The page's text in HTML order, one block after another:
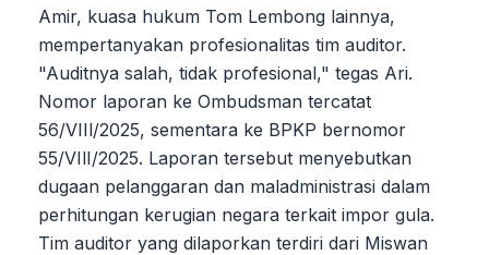
Amir, kuasa hukum Tom Lembong lainnya,
mempertanyakan profesionalitas tim auditor.
"Auditnya salah, tidak profesional," tegas Ari.
Nomor laporan ke Ombudsman tercatat
56/VIIl/2025, sementara ke BPKP bernomor
55/VIlI/2025. Laporan tersebut menyebutkan
dugaan pelanggaran dan maladministrasi dalam
perhitungan kerugian negara terkait impor gula.
Tim auditor yang dilaporkan terdiri dari Miswan